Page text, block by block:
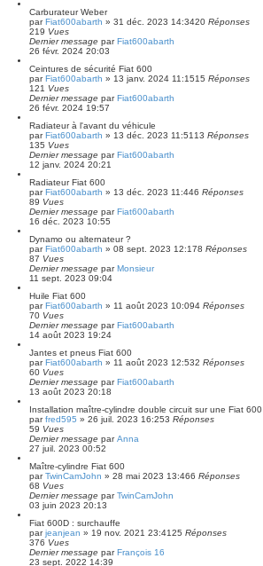
Carburateur Weber
parFiat600abarth » 31 déc. 2023 14:3420 Réponses
219 Vues
Dernier message parFiat600abarth
26 févr. 2024 20:03
Ceintures de sécurité Fiat 600
parFiat600abarth » 13 janv. 2024 11:1515 Réponses
121 Vues
Dernier message parFiat600abarth
26 févr. 2024 19:57
Radiateur à l'avant du véhicule
parFiat600abarth » 13 déc. 2023 11:51 13 Réponses
135 Vues
Dernier message parFiat600abarth
12 janv. 2024 20:21
Radiateur Fiat 600
parFiat600abarth » 13 déc. 2023 11:446 Réponses
89 Vues
Dernier message parFiat600abarth
16 déc. 2023 10:55
Dynamo ou alternateur ?
parFiat600abarth » 08 sept. 2023 12:178 Réponses
87 Vues
Dernier message parMonsieur
11 sept. 2023 09:04
Huile Fiat 600
parFiat600abarth » 11 août 2023 10:094 Réponses
70 Vues
Dernier message parFiat600abarth
14 août 2023 19:24
Jantes et pneus Fiat 600
parFiat600abarth » 11 août 2023 12:532 Réponses
60 Vues
Dernier message parFiat600abarth
13 août 2023 20:18
Installation maître-cylindre double circuit sur une Fiat 600
parfred595 » 26 juil. 2023 16:253 Réponses
59 Vues
Dernier message parAnna
27 juil. 2023 00:52
Maître-cylindre Fiat 600
parTwinCamJohn » 28 mai 2023 13:466 Réponses
68 Vues
Dernier message parTwinCamJohn
03 juin 2023 20:13
Fiat 600D : surchauffe
parjeanjean » 19 nov. 2021 23:4125 Réponses
376 Vues
Dernier message parFrançois 16
23 sept. 2022 14:39